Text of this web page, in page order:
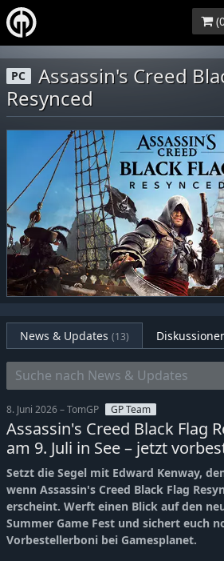
(
PC
Assassin's Creed
Resynced
News & Updates (13)
8. Juni 2026 – TomGP GP Team
Assassin's Creed Black Flag
am 9. Juli in See – jetzt
Setzt die Segel mit Edward Kenway,
wenn Assassin's Creed Black Flag
erscheint. Werft einen Blick auf den
Summer Game Fest und sichert euch
Vorbestellerboni bei Gamesplanet.